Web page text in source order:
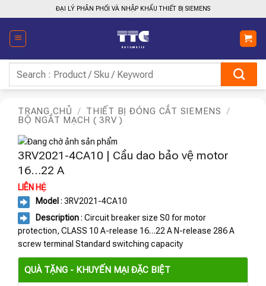
qua
nội
dung
ĐẠI LÝ PHÂN PHỐI VÀ NHẬP KHẨU THIẾT BỊ SIEMENS
kiếm:
TRANG CHỦ / THIẾT BỊ ĐÓNG CẮT SIEMENS
/
BỘ NGẮT MẠCH ( 3RV )
3RV2021-4CA10 | Cầu dao bảo vệ motor
16…22 A
LIÊN HỆ
Model : 3RV2021-4CA10
Description: Circuit breaker size S0 for motor
protection, CLASS 10 A-release 16…22 A N-release 286 A
screw terminal Standard switching capacity
QUÀ TẶNG - KHUYẾN MẠI ĐẶC BIỆT